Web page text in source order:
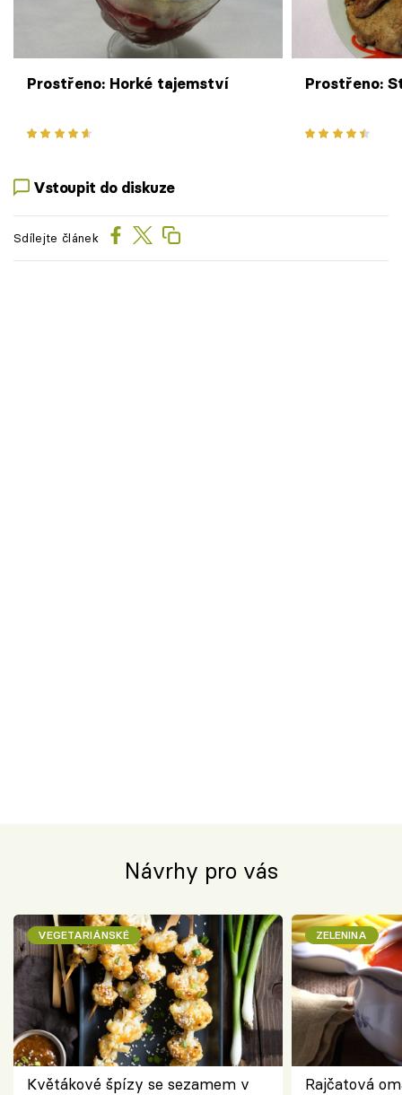
Prostřeno: Horké tajemství Prostřeno:
Vstoupit do diskuze
Sdílejte článek
Návrhy pro vás
VEGETARIÁNSKÉ
Květákové špízy se sezamem v
ZELENINA
Rajčatová